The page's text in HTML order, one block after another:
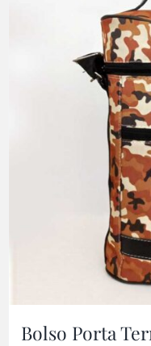
Bolso Porta